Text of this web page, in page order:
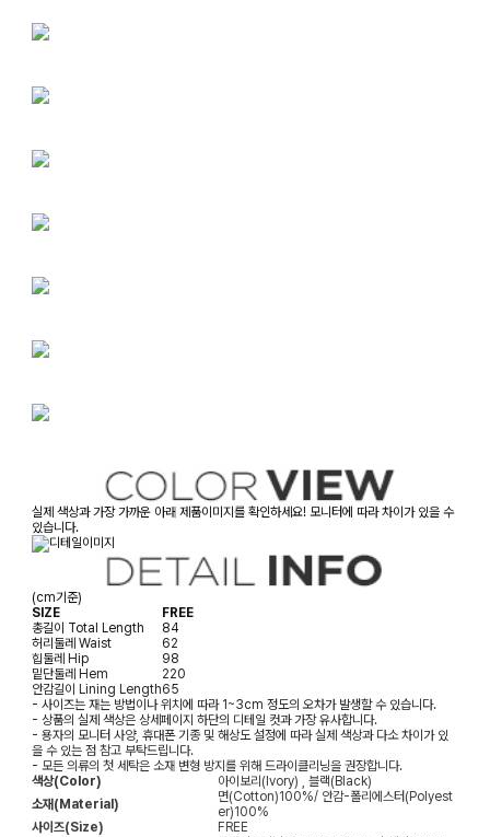
실제 색상과 가장 가까운 아래 제품이미지를 확인하세요! 모니터에 따라 차이가 있을 수
있습니다.
(cm기준)
SIZE
FREE
총길이 Total Length
84
허리둘레 Waist
62
힙둘레 Hip
98
밑단둘레 Hem
220
안감길이 Lining Length65
- 사이즈는 재는 방법이나 위치에 따라 1~3cm 정도의 오차가 발생할 수 있습니다.
- 상품의 실제 색상은 상세페이지 하단의 디테일 컷과 가장 유사합니다.
- 용자의 모니터 사양, 휴대폰 기종 및 해상도 설정에 따라 실제 색상과 다소 차이가 있
을 수 있는 점 참고 부탁드립니다.
- 모든 의류의 첫 세탁은 소재 변형 방지를 위해 드라이클리닝을 권장합니다.
색상(Color)
아이보리(Ivory) , 블랙(Black)
소재(Material)
면(Cotton)100%/ 안감-폴리에스터(Polyest
er)100%
사이즈(Size)
FREE